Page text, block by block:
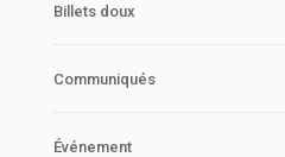
Billets doux
Communiqués
Événement